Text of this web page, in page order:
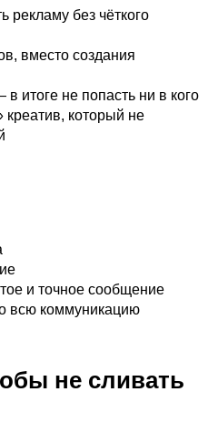
рекламу без чёткого
вместо создания
итоге не попасть ни в кого
креатив, который не
и точное сообщение
всю коммуникацию
не сливать